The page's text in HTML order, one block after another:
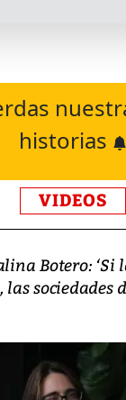
historias
VIDEOS
Botero: ‘Si
sociedades